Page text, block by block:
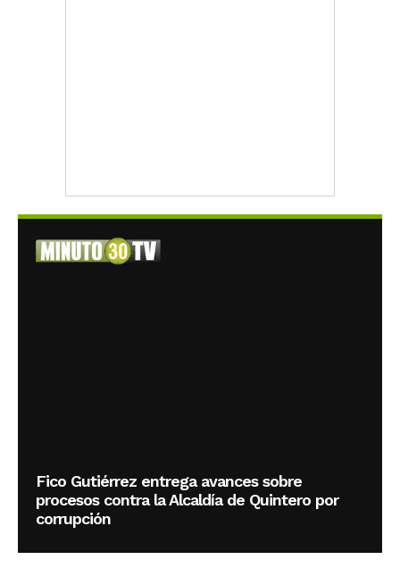
Fico Gutiérrez entrega avances sobre
procesos contra la Alcaldía de Quintero por
corrupción